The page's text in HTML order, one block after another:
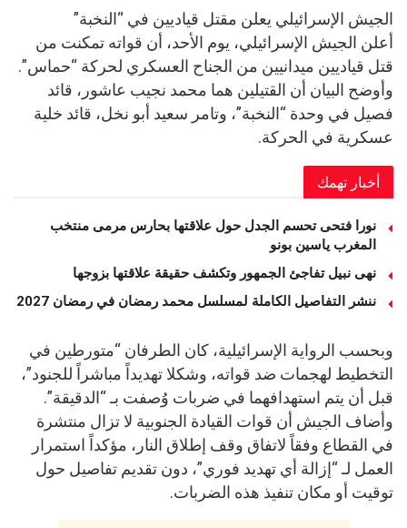
الجيش الإسرائيلي يعلن مقتل قياديين في “النخبة”
أعلن الجيش الإسرائيلي، يوم الأحد، أن قواته تمكنت من
قتل قياديين ميدانيين من الجناح العسكري لحركة “حماس”.
وأوضح البيان أن القتيلين هما محمد نجيب عاشور، قائد
فصيل في وحدة “النخبة”، وتامر سعيد أبو نخل، قائد خلية
عسكرية في الحركة.
أخبار تهمك
نورا فتحى تحسم الجدل حول علاقتها بحارس مرمى منتخب
المغرب ياسين بونو ‏
نهى نبيل تفاجئ الجمهور وتكشف حقيقة علاقتها بزوجها
ننشر التفاصيل الكاملة لمسلسل محمد رمضان في رمضان 2027
وبحسب الرواية الإسرائيلية، كان الطرفان “متورطين في
التخطيط لهجمات ضد قواته، وشكلا تهديداً مباشراً للجنود”،
قبل أن يتم استهدافهما في ضربات وُصفت بـ “الدقيقة”.
وأضاف الجيش أن قوات القيادة الجنوبية لا تزال منتشرة
في القطاع وفقاً لاتفاق وقف إطلاق النار، مؤكداً استمرار
العمل لـ “إزالة أي تهديد فوري”، دون تقديم تفاصيل حول
توقيت أو مكان تنفيذ هذه الضربات.